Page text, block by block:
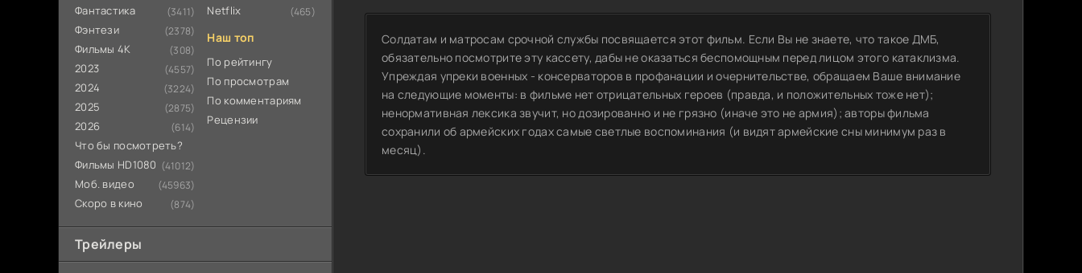
Фантастика (3411)
Фэнтези (2378)
Фильмы 4К (308)
2023 (4557)
2024 (3224)
2025 (2875)
2026 (614)
Что бы посмотреть?
Фильмы HD1080 (41012)
Моб. видео (45963)
Скоро в кино (874)
Netflix (465)
Наш топ
По рейтингу
По просмотрам
По комментариям
Рецензии
Трейлеры
Солдатам и матросам срочной службы посвящается этот фильм. Если Вы не знаете, что такое ДМБ,
обязательно посмотрите эту кассету, дабы не оказаться беспомощным перед лицом этого катаклизма.
Упреждая упреки военных - консерваторов в профанации и очернительстве, обращаем Ваше внимание
на следующие моменты: в фильме нет отрицательных героев (правда, и положительных тоже нет);
ненормативная лексика звучит, но дозированно и не грязно (иначе это не армия); авторы фильма
сохранили об армейских годах самые светлые воспоминания (и видят армейские сны минимум раз в
месяц).